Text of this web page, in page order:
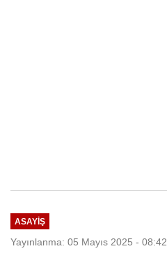
ASAYIŞ
Yayınlanma: 05 Mayıs 2025 - 08:42